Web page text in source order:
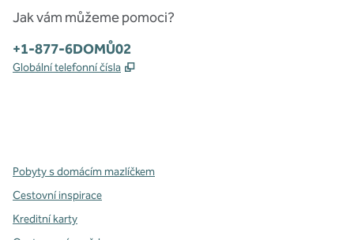
Jak vám můžeme pomoci?
Telefon:
+1-877-6DOMŮ02
Globální telefonní čísla ,
Pobyty s domácím mazlíčkem
Cestovní inspirace
Kreditní karty